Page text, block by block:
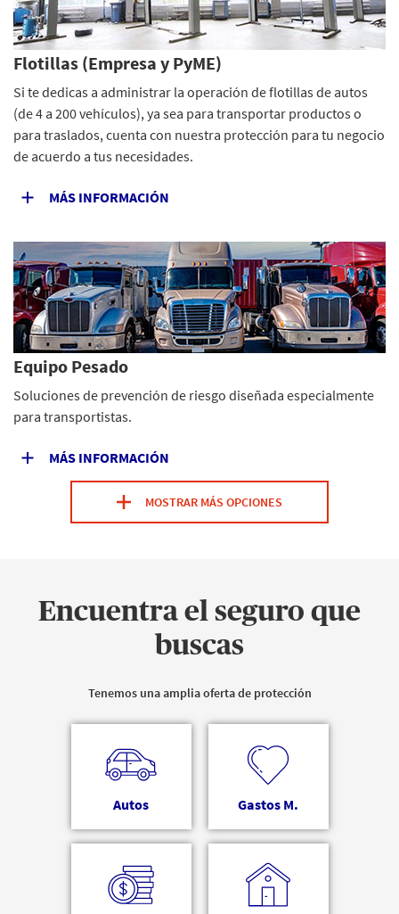
Flotillas (Empresa y PyME)
Si te dedicas a administrar la operación de flotillas de autos
(de 4 a 200 vehículos), ya sea para transportar productos o
para traslados, cuenta con nuestra protección para tu negocio
de acuerdo a tus necesidades.
MÁS INFORMACIÓN
Equipo Pesado
Soluciones de prevención de riesgo diseñada especialmente
para transportistas.
MÁS INFORMACIÓN
MOSTRAR MÁS OPCIONES
Encuentra el seguro que
buscas
Tenemos una amplia oferta de protección
Autos Gastos M.